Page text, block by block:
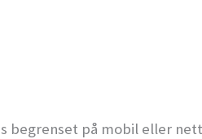
begrenset på mobil eller